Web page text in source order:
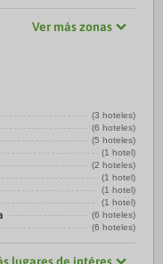
Ver más zonas
(3 hoteles)
(6 hoteles)
(5 hoteles)
(1 hotel)
(2 hoteles)
(1 hotel)
(1 hotel)
(1 hotel)
(6 hoteles)
(6 hoteles)